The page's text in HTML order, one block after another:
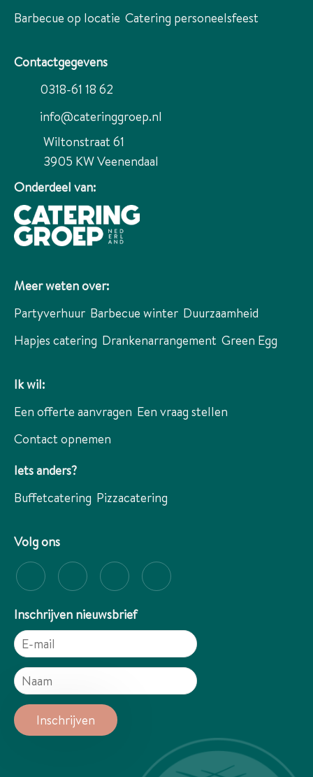
Barbecue op locatie Catering personeelsfeest
Contactgegevens
0318-61 18 62
info@cateringgroep.nl
Wiltonstraat 61
3905 KWVeenendaal
Onderdeel van:
Meer weten over:
Partyverhuur Barbecue winter Duurzaamheid
Hapjes catering Drankenarrangement Green Egg
Ik wil:
Een offerte aanvragen Een vraag stellen
Contact opnemen
Iets anders?
Buffetcatering Pizzacatering
Volg ons
Inschrijven nieuwsbrief